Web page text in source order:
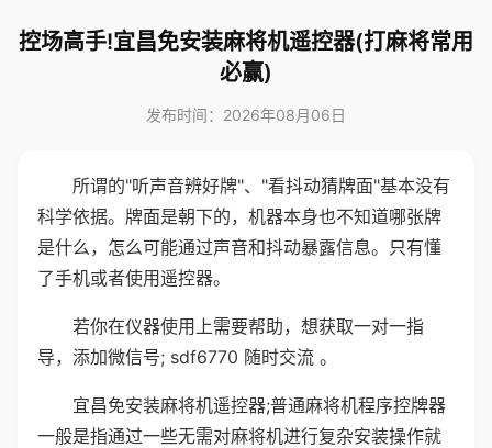
控场高手!宜昌免安装麻将机遥控器(打麻将常用
必赢)
发布时间：2026年08月06日
所谓的"听声音辨好牌"、"看抖动猜牌面"基本没有
科学依据。牌面是朝下的，机器本身也不知道哪张牌
是什么，怎么可能通过声音和抖动暴露信息。只有懂
了手机或者使用遥控器。
若你在仪器使用上需要帮助，想获取一对一指
导，添加微信号; sdf6770 随时交流 。
宜昌免安装麻将机遥控器;普通麻将机程序控牌器
一般是指通过一些无需对麻将机进行复杂安装操作就